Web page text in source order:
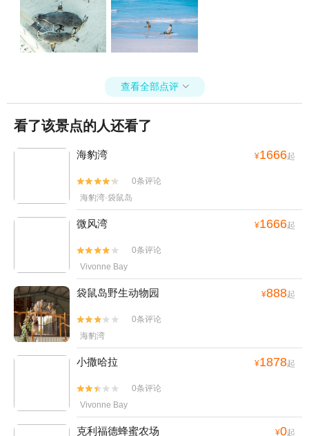
查看全部点评 
看了该景点的人还看了
海豹湾 ¥1666起


0条评论
海豹湾·袋鼠岛
微风湾 ¥1666起


0条评论
Vivonne Bay
袋鼠岛野生动物园 ¥888起


0条评论
海豹湾
小撒哈拉 ¥1878起


0条评论
Vivonne Bay
克利福德蜂蜜农场 ¥0起